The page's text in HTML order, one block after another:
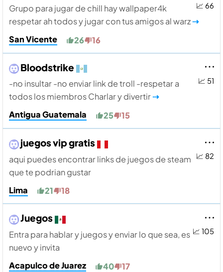
📈 66
Grupo para jugar de chill hay wallpaper4k
respetar ah todos y jugar con tus amigos al warz⇢
San Vicente
26 16
📈 51
Bloodstrike
-no insultar -no enviar link de troll -respetar a
todos los miembros Charlar y divertir⇢
Antigua Guatemala
25 15
📈 82
juegos vip gratis
aqui puedes encontrar links de juegos de steam
que te podrian gustar
Lima
21 18
📈 105
Juegos
Entra para hablar y juegos y enviar lo que sea, es
nuevo y invita
Acapulco de Juarez
40 17